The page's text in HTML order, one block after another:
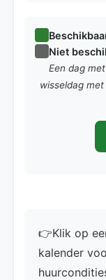
Niet
Een dag
wisseldag
👉Klik op
kalender